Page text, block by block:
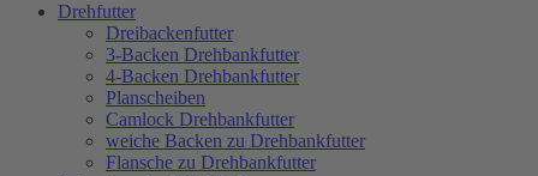
Drehfutter
Dreibackenfutter
3-Backen Drehbankfutter
4-Backen Drehbankfutter
Planscheiben
Camlock Drehbankfutter
weiche Backen zu Drehbankfutter
Flansche zu Drehbankfutter